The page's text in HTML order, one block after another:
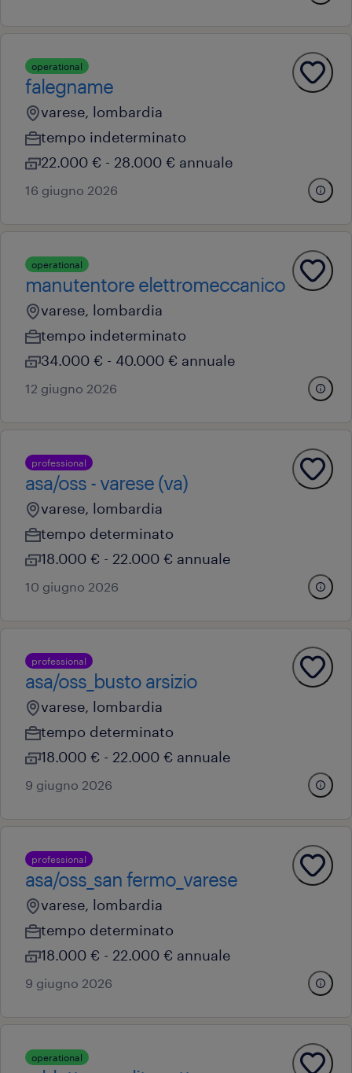
operational
falegname
varese, lombardia
tempo indeterminato
22.000 € - 28.000 € annuale
16 giugno 2026
operational
manutentore elettromeccanico
varese, lombardia
tempo indeterminato
34.000 € - 40.000 € annuale
12 giugno 2026
professional
asa/oss - varese (va)
varese, lombardia
tempo determinato
18.000 € - 22.000 € annuale
10 giugno 2026
professional
asa/oss_busto arsizio
varese, lombardia
tempo determinato
18.000 € - 22.000 € annuale
9 giugno 2026
professional
asa/oss_san fermo_varese
varese, lombardia
tempo determinato
18.000 € - 22.000 € annuale
9 giugno 2026
operational